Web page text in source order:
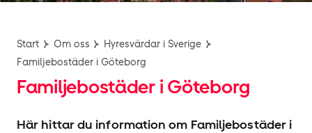
Start Om oss
Hyresvärdar i Sverige
Familjebostäder i Göteborg
Familjebostäder i Göteborg
Här hittar du information om Familjebostäder i